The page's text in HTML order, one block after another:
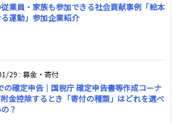
業員・家族も参加できる社会貢献事例「絵本
運動」参加企業紹介
29 : 募金・寄付
の確定申告｜国税庁 確定申告書等作成コーナ
金控除するとき「寄付の種類」はどれを選べ
？